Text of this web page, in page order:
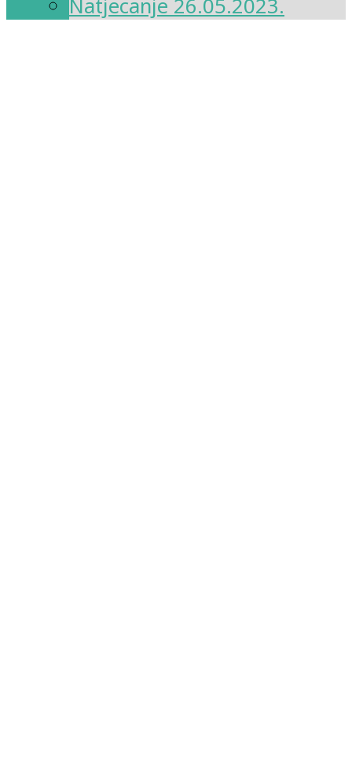
Natjecanje 26.05.2023.